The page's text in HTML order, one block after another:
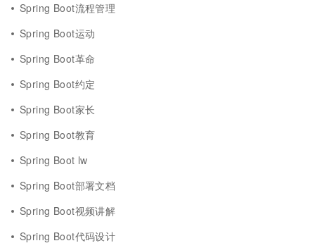
Spring Boot流程管理
Spring Boot运动
Spring Boot革命
Spring Boot约定
Spring Boot家长
Spring Boot教育
Spring Boot lw
Spring Boot部署文档
Spring Boot视频讲解
Spring Boot代码设计